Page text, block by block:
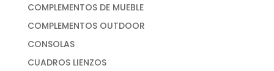
COMPLEMENTOS DE MUEBLE
COMPLEMENTOS OUTDOOR
CONSOLAS
CUADROS LIENZOS